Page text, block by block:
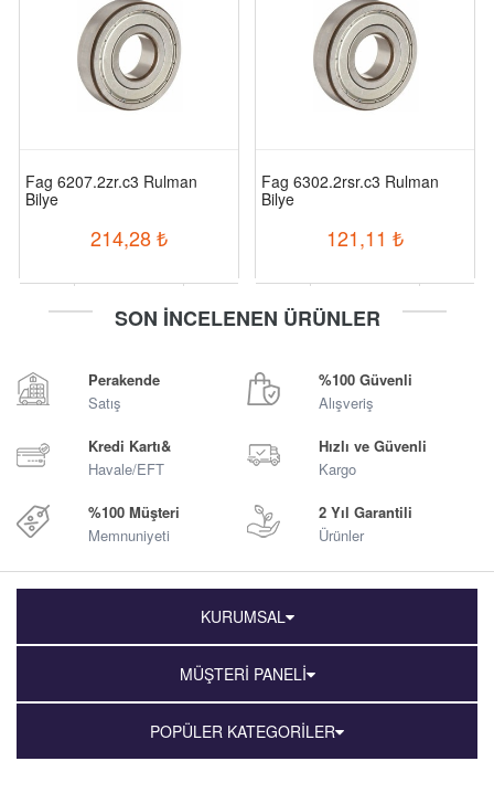
Fag 6207.2zr.c3 Rulman
Bilye
214,28₺
Fag 6302.2rsr.c3 Rulman
Bilye
121,11 ₺
SON İNCELENEN ÜRÜNLER
Perakende
Satış
%100 Güvenli
Alışveriş
Kredi Kartı&
Havale/EFT
Hızlı ve Güvenli
Kargo
%100 Müşteri
Memnuniyeti
2 Yıl Garantili
Ürünler
KURUMSAL
MÜŞTERİ PANELİ
POPÜLER KATEGORİLER